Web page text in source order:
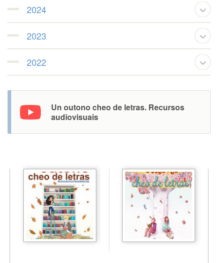
2024
2023
2022
Un outono cheo de letras. Recursos
audiovisuais